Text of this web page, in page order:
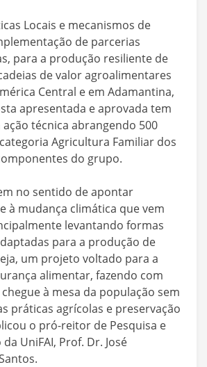
Locais e mecanismos de
de parcerias
para a produção resiliente de
de valor agroalimentares
Central e em Adamantina,
apresentada e aprovada tem
técnica abrangendo 500
Agricultura Familiar dos
do grupo.
no sentido de apontar
à mudança climática que vem
levantando formas
para a produção de
um projeto voltado para a
alimentar, fazendo com
à mesa da população sem
práticas agrícolas e preservação
o pró-reitor de Pesquisa e
UniFAI, Prof. Dr. José